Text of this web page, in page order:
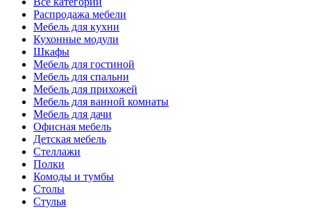
Распродажа мебели
Мебель для кухни
Кухонные модули
Шкафы
Мебель для гостиной
Мебель для спальни
Мебель для прихожей
Мебель для ванной комнаты
Мебель для дачи
Офисная мебель
Детская мебель
Стеллажи
Полки
Комоды и тумбы
Столы
Стулья